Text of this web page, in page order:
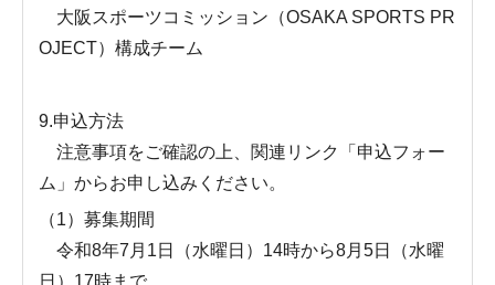
大阪スポーツコミッション（OSAKA SPORTS PR
OJECT）構成チーム
9.申込方法
注意事項をご確認の上、関連リンク「申込フォー
ム」からお申し込みください。
（1）募集期間
令和8年7月1日（水曜日）14時から8月5日（水曜
日）17時まで